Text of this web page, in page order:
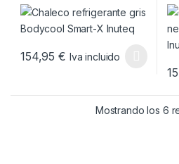
154,95€ Iva incluido
Este producto tiene múltiples
Mostrando los 6